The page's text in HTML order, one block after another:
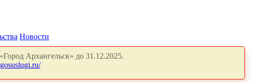
Новости
Архангельск» до 31.12.2025.